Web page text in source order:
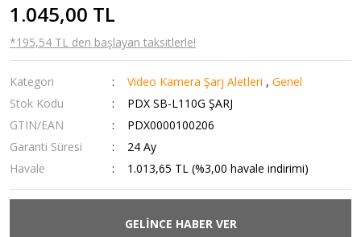
1.045,00 TL
*195,54 TL den başlayan taksitlerle!
Kategori Video Kamera Şarj Aletleri ,Genel
Stok Kodu
PDX SB-L110G ŞARJ
GTIN/EAN
PDX0000100206
Garanti Süresi
24 Ay
Havale
1.013,65 TL (%3,00 havale indirimi)
GELİNCE HABER VER